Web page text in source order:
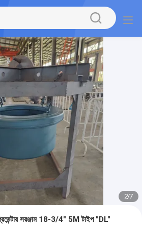
2/7
সরঞ্জাম 18-3/4" 5M টাইপ "DL"